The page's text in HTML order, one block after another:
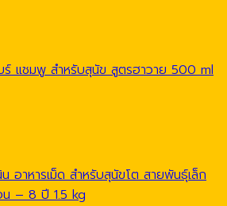
แชมพู สำหรับสุนัข สูตรฮาวาย 500 ml
อาหารเม็ด สำหรับสุนัขโต สายพันธุ์เล็ก
น – 8 ปี 1.5 kg